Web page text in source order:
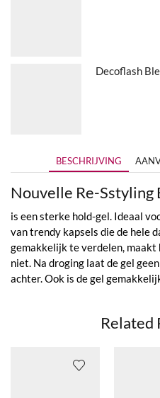
Decoflash
BESCHRIJVING
Nouvelle Re-Sstyling
is een sterke hold-gel. Ideaal
van trendy kapsels die de hele
gemakkelijk te verdelen,
niet. Na droging laat de gel
achter. Ook is de gel
Related